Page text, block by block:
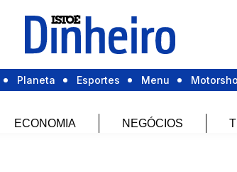
Planeta Esportes Menu
ECONOMIA NEGÓCIOS